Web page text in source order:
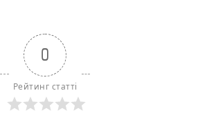
0
Рейтинг статті